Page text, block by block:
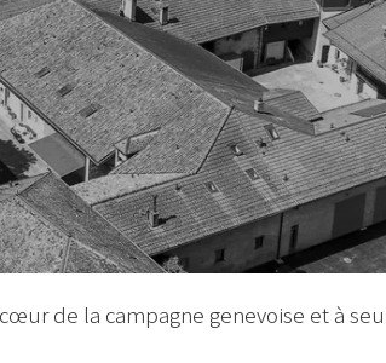
de la campagne genevoise et à